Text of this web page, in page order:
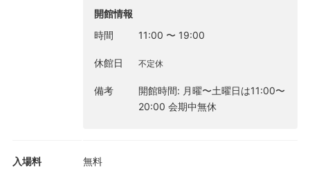
思慕を現してきたのでしょうか。
今回、新作を中心に構成されるフォーラムの展覧会は、洛中洛外
やノスタルジックな仕掛け小屋などによって立ち現れる東京の街
並みです。明治に江戸に遡る東京という街が歴史の中で纏ってき
た美意識にどこまでも忠実に、時間軸だけがデフォルメされたよ
来事のようでもあります。
開館情報
時間
11:00 〜 19:00
休館日 不定休
備考
開館時間: 月曜〜土曜日は11:00〜
20:00 会期中無休
入場料 無料